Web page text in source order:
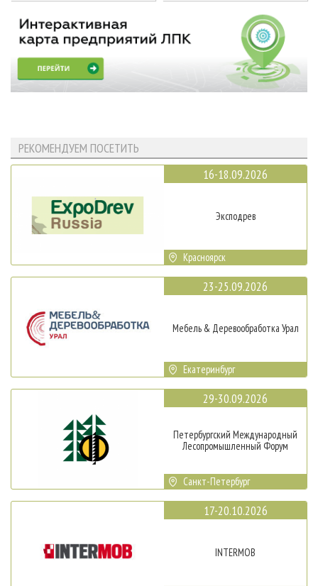
РЕКОМЕНДУЕМ ПОСЕТИТЬ
16-18.09.2026
Эксподрев
Красноярск
23-25.09.2026
Мебель & Деревообработка Урал
Екатеринбург
29-30.09.2026
Петербургский Международный
Лесопромышленный Форум
Санкт-Петербург
17-20.10.2026
INTERMOB